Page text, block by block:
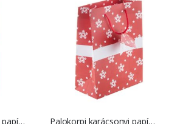
Palokorpi karácsonyi papírtáska - boros Palokorpi karácsonyi papírtáska - kicsi